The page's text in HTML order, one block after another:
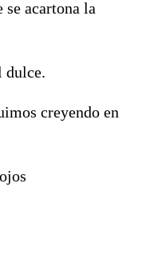
se acartona la
dulce.
creyendo en